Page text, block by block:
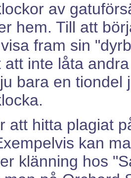
av
hem. Till att
fram sin
att inte låta
bara en tiondel
att hitta plagiat
kan
klänning hos